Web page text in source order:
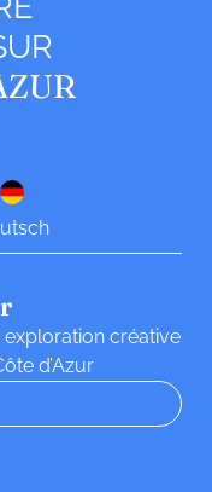
créative
d’Azur